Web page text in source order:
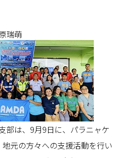
瑞萌
部は、9月9日に、パラニャケ
元の方々への支援活動を行い